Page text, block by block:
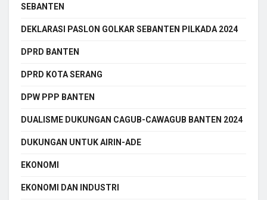
SEBANTEN
DEKLARASI PASLON GOLKAR SEBANTEN PILKADA 2024
DPRD BANTEN
DPRD KOTA SERANG
DPW PPP BANTEN
DUALISME DUKUNGAN CAGUB-CAWAGUB BANTEN 2024
DUKUNGAN UNTUK AIRIN-ADE
EKONOMI
EKONOMI DAN INDUSTRI